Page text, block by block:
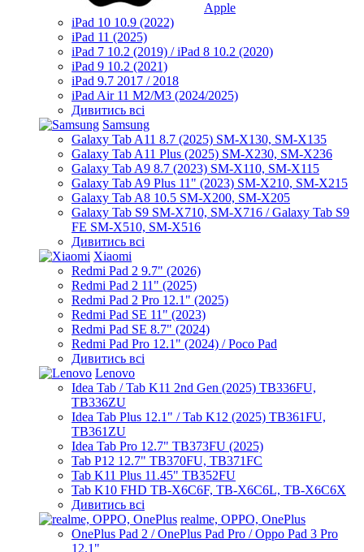
Apple
iPad 10 10.9 (2022)
iPad 11 (2025)
iPad 7 10.2 (2019) / iPad 8 10.2 (2020)
iPad 9 10.2 (2021)
iPad 9.7 2017 / 2018
iPad Air 11 M2/M3 (2024/2025)
Дивитись всі
Samsung
Galaxy Tab A11 8.7 (2025) SM-X130, SM-X135
Galaxy Tab A11 Plus (2025) SM-X230, SM-X236
Galaxy Tab A9 8.7 (2023) SM-X110, SM-X115
Galaxy Tab A9 Plus 11" (2023) SM-X210, SM-X215
Galaxy Tab A8 10.5 SM-X200, SM-X205
Galaxy Tab S9 SM-X710, SM-X716 / Galaxy Tab S9
FE SM-X510, SM-X516
Дивитись всі
Xiaomi
Redmi Pad 2 9.7" (2026)
Redmi Pad 2 11" (2025)
Redmi Pad 2 Pro 12.1" (2025)
Redmi Pad SE 11" (2023)
Redmi Pad SE 8.7" (2024)
Redmi Pad Pro 12.1" (2024) / Poco Pad
Дивитись всі
Lenovo
Idea Tab / Tab K11 2nd Gen (2025) TB336FU,
TB336ZU
Idea Tab Plus 12.1" / Tab K12 (2025) TB361FU,
TB361ZU
Idea Tab Pro 12.7" TB373FU (2025)
Tab P12 12.7" TB370FU, TB371FC
Tab K11 Plus 11.45" TB352FU
Tab K10 FHD TB-X6C6F, TB-X6C6L, TB-X6C6X
Дивитись всі
realme, OPPO, OnePlus
OnePlus Pad 2 / OnePlus Pad Pro / Oppo Pad 3 Pro
12.1"